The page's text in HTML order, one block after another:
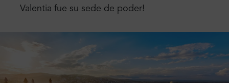
Valentia fue su sede de poder!